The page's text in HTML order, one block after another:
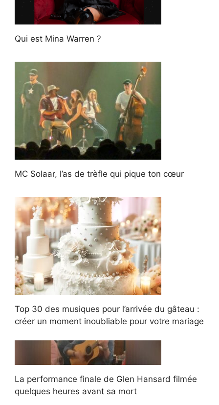
Qui est Mina Warren ?
MC Solaar, l’as de trèfle qui pique ton cœur
Top 30 des musiques pour l’arrivée du gâteau :
créer un moment inoubliable pour votre mariage
La performance finale de Glen Hansard filmée
quelques heures avant sa mort